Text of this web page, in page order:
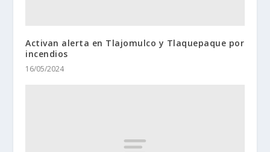
Activan alerta en Tlajomulco y Tlaquepaque por
incendios
16/05/2024